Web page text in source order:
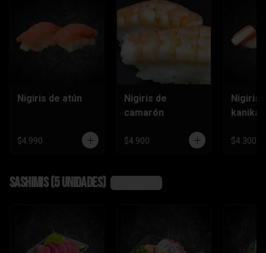
Nigiris de atún
$4.990
Nigiris de
camarón
$4.900
Nigiris
$4.300
Sashimis (5 unidades)